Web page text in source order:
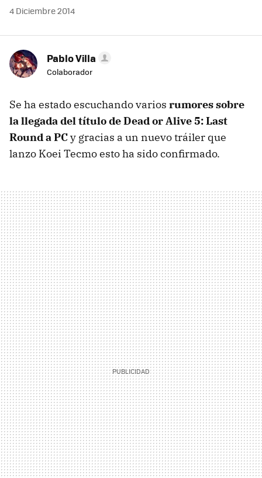
4 Diciembre 2014
Pablo Villa
Colaborador
Se ha estado escuchando varios rumores sobre
la llegada del título de Dead or Alive 5: Last
Round a PCy gracias a un nuevo tráiler que
lanzo Koei Tecmo esto ha sido confirmado.